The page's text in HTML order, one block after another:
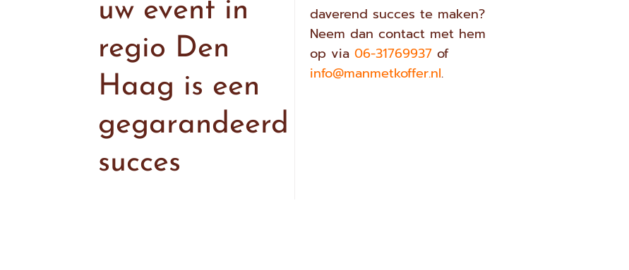
uw event in
regio Den
Haag is een
gegarandeerd
succes
daverend succes te maken?
Neem dan contact met hem
op via06-31769937 of
info@manmetkoffer.nl.